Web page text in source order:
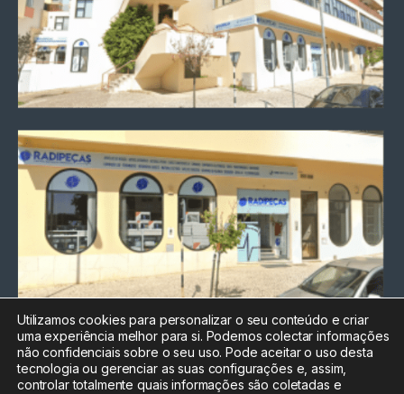
Chamada para a rede fixa
nacional
Electrónica:212
Utilizamos cookies para personalizar o seu conteúdo e criar
uma experiência melhor para si. Podemos colectar informações
não confidenciais sobre o seu uso. Pode aceitar o uso desta
tecnologia ou gerenciar as suas configurações e, assim,
controlar totalmente quais informações são coletadas e